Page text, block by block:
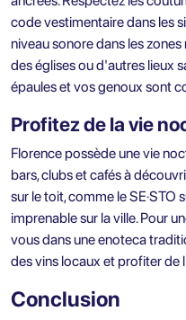
code vestimentaire dans les
niveau sonore dans les
des églises ou d'autres lieux
épaules et vos genoux sont
Profitez de la vie
Florence possède une vie
bars, clubs et cafés à
sur le toit, comme le SE·STO
imprenable sur la ville. Pour
vous dans une enoteca
des vins locaux et profiter
Conclusion